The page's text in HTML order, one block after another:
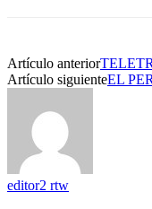
Artículo anterior
Artículo siguienteEL
editor2 rtw